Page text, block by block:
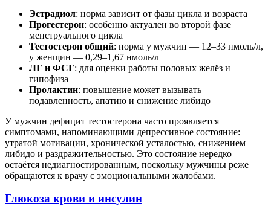
Эстрадиол: норма зависит от фазы цикла и возраста
Прогестерон: особенно актуален во второй фазе
менструального цикла
Тестостерон общий: норма у мужчин — 12–33 нмоль/л,
у женщин — 0,29–1,67 нмоль/л
ЛГ и ФСГ: для оценки работы половых желёз и
гипофиза
Пролактин: повышение может вызывать
подавленность, апатию и снижение либидо
У мужчин дефицит тестостерона часто проявляется
симптомами, напоминающими депрессивное состояние:
утратой мотивации, хронической усталостью, снижением
либидо и раздражительностью. Это состояние нередко
остаётся недиагностированным, поскольку мужчины реже
обращаются к врачу с эмоциональными жалобами.
Глюкоза крови и инсулин